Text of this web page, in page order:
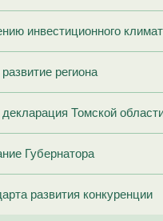
инвестиционного
региона
Томской
Губернатора
развития конкуренции